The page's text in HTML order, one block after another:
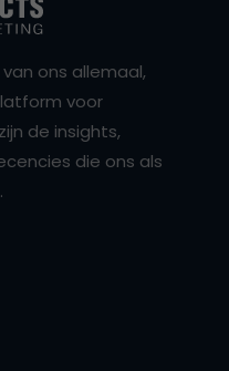
ons allemaal,
voor
de insights,
die ons als